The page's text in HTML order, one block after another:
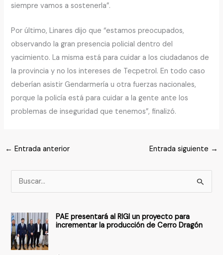
siempre vamos a sostenerla”.
Por último, Linares dijo que “estamos preocupados,
observando la gran presencia policial dentro del
yacimiento. La misma está para cuidar a los ciudadanos de
la provincia y no los intereses de Tecpetrol. En todo caso
deberían asistir Gendarmería u otra fuerzas nacionales,
porque la policía está para cuidar a la gente ante los
problemas de inseguridad que tenemos”, finalizó.
← Entrada anterior Entrada siguiente →
u
c
a
r
PAE presentará al RIGI un proyecto para
incrementar la producción de Cerro Dragón